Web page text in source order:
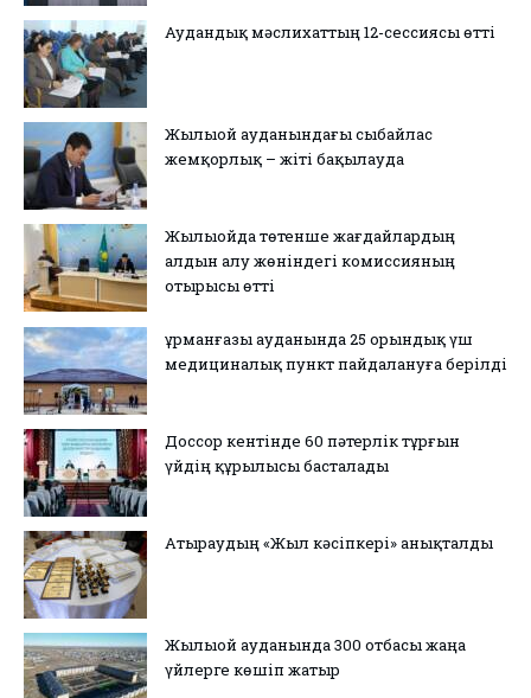
Аудандық мәслихаттың 12-сессиясы өтті
Жылыой ауданындағы сыбайлас
жемқорлық – жіті бақылауда
Жылыойда төтенше жағдайлардың
алдын алу жөніндегі комиссияның
отырысы өтті
Құрманғазы ауданында 25 орындық үш
медициналық пункт пайдалануға берілді
Доссор кентінде 60 пәтерлік тұрғын
үйдің құрылысы басталады
Атыраудың «Жыл кәсіпкері» анықталды
Жылыой ауданында 300 отбасы жаңа
үйлерге көшіп жатыр